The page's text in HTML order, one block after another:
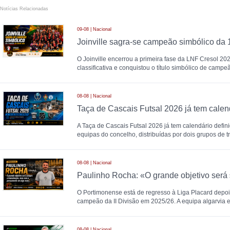
Notícias Relacionadas
09-08 | Nacional
O Joinville encerrou a primeira fase da LNF Cresol
classificativa e conquistou o título simbólico de
08-08 | Nacional
Taça de Cascais Futsal 2026 já tem
A Taça de Cascais Futsal 2026 já tem calendário
equipas do concelho, distribuídas por dois grupos de
08-08 | Nacional
O Portimonense está de regresso à Liga Placard
campeão da II Divisão em 2025/26. A equipa algarvia